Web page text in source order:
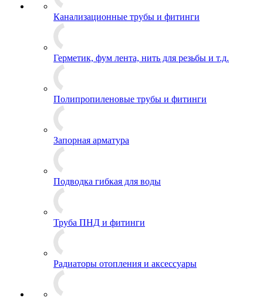
Канализационные трубы и фитинги
Герметик, фум лента, нить для резьбы и т.д.
Полипропиленовые трубы и фитинги
Запорная арматура
Подводка гибкая для воды
Труба ПНД и фитинги
Радиаторы отопления и аксессуары